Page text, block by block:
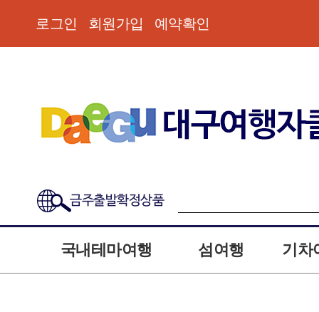
로그인 회원가입 예약확인
금주출발확정상품
국내테마여행 섬여행 기차